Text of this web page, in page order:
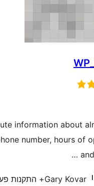
information about
number, hours of
Gary Kovar